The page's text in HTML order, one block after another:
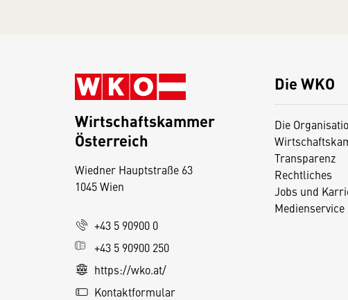
Die WKO
Die
Transparenz
Rechtliches
Jobs und
Medienservice
Wirtschaftskammer
Österreich
Wiedner Hauptstraße 63
1045 Wien
+43 5 90900 0
+43 5 90900 250
https://wko.at/
Kontaktformular